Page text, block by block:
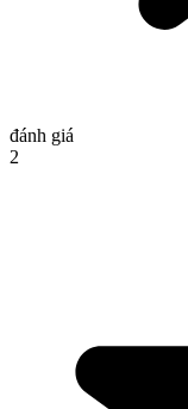
đánh giá
2